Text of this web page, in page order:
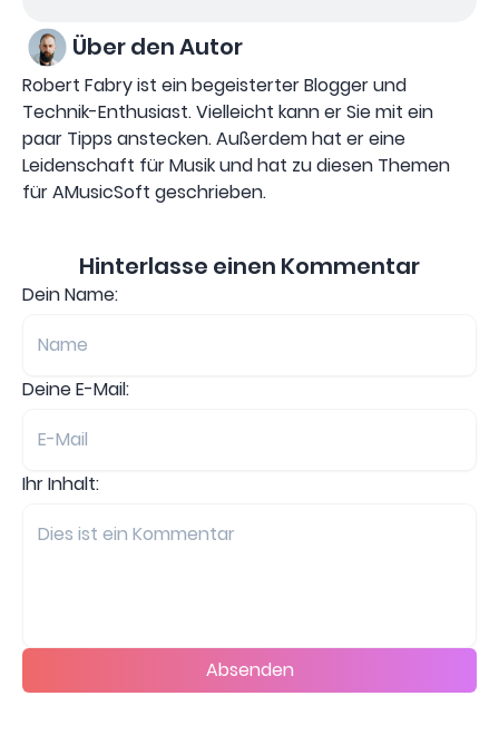
Über den Autor
Robert Fabry ist ein begeisterter Blogger und
Technik-Enthusiast. Vielleicht kann er Sie mit ein
paar Tipps anstecken. Außerdem hat er eine
Leidenschaft für Musik und hat zu diesen Themen
für AMusicSoft geschrieben.
Hinterlasse einen Kommentar
Dein Name:
Deine E-Mail:
Ihr Inhalt:
Absenden